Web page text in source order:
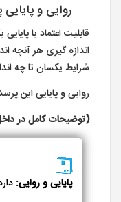
روایی و
قابلیت اعتماد یا
اندازه گیری هر آنچه
شرایط یکسان تا چه
روایی و پایایی این
(توضیحات کامل در
پایایی و روایی: